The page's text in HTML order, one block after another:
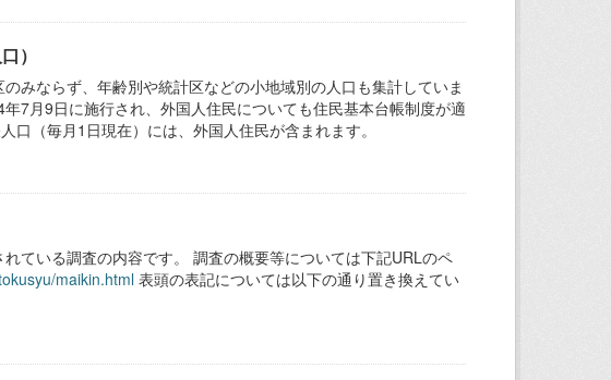
）
みならず、年齢別や統計区などの小地域別の人口も集計していま
7月9日に施行され、外国人住民についても住民基本台帳制度が適
（毎月1日現在）には、外国人住民が含まれます。
ている調査の内容です。 調査の概要等については下記URLのペ
maikin.html 表頭の表記については以下の通り置き換えてい